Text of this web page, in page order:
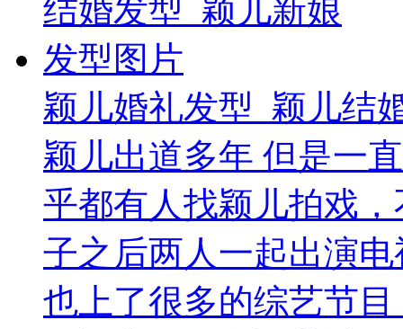
颖儿婚礼发型_颖儿结
颖儿出道多年 但是一
乎都有人找颖儿拍戏
子之后两人一起出演
也上了很多的综艺节